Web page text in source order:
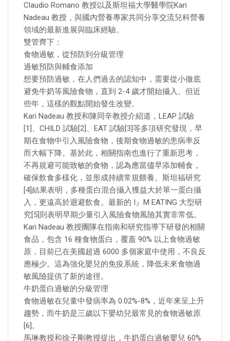
Claudio Romano 教授以及斯坦福大學醫學院Kari
Nadeau 教授，與國內營養專家共同分享交流兒科營養
領域的最新進展與臨床經驗。
雙管齊下：
食物過敏，從預防到分級管理
過敏預防與輔食添加
想要預防過敏，在人們過去的認知中，需要從小徹底
避免牛奶等風險食物，直到 2-4 歲才開始攝入。但近
些年，這樣的觀點開始發生改變。
Kari Nadeau 教授和陳同辛教授介紹道，LEAP 試驗
[1]、CHILD 試驗[2]、EAT 試驗[3]等多項研究發現，早
期在食物中引入風險食物，後期食物過敏的患病率反
而大幅下降。基於此，相關指南也進行了重新思考，
不再規避可能致敏的食物，認為應當儘早添加輔食，
確保飲食多樣化，並形成持續常規餵養。斯坦福研究
[4]結果表明，多種蛋白混合攝入獲益大於單一蛋白攝
入，更遠高於迴避飲食。最新的 I』M EATING 大型研
究[5]則表明早期少量引入風險食物風險其實非常低。
Kari Nadeau 教授團隊在指南和研究指導下研發的相關
食品，包含 16 種食物蛋白，覆蓋 90% 以上食物過敏
原，目前已在美國超過 6000 多個家庭中使用，不良反
應極少。這為強化嬰兒的免疫系統，降低未來食物過
敏風險提供了新的途徑。
牛奶蛋白過敏的分級管理
食物過敏在兒童中發病率為 0.02%-8%，近年來呈上升
趨勢，而牛奶是三歲以下嬰幼兒最常見的食物過敏原
[6]。
馬琳教授和徐子剛教授提出，牛奶蛋白過敏嬰兒 60%